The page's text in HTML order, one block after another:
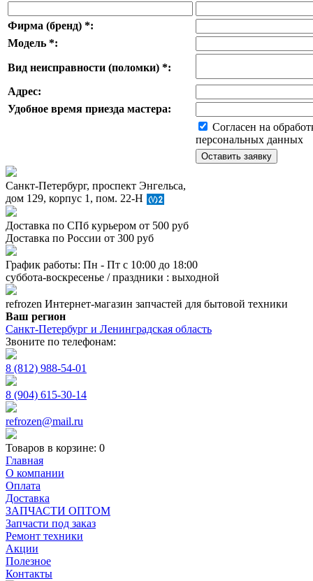
Фирма (бренд) *:
Модель *:
Вид неисправности (поломки) *:
Адрес:
Удобное время приезда мастера:
Согласен на
персональных данных
Санкт-Петербург, проспект Энгельса,
дом 129, корпус 1, пом. 22-Н
Доставка по СПб курьером от 500 руб
Доставка по России от 300 руб
График работы: Пн - Пт с 10:00 до 18:00
суббота-воскресенье / праздники : выходной
refrozen Интернет-магазин запчастей для бытовой техники
Ваш регион
Санкт-Петербург и Ленинградская область
Звоните по телефонам:
8 (812) 988-54-01
8 (904) 615-30-14
refrozen@mail.ru
Товаров в корзине: 0
Главная
О компании
Оплата
Доставка
ЗАПЧАСТИ ОПТОМ
Запчасти под заказ
Ремонт техники
Акции
Полезное
Контакты